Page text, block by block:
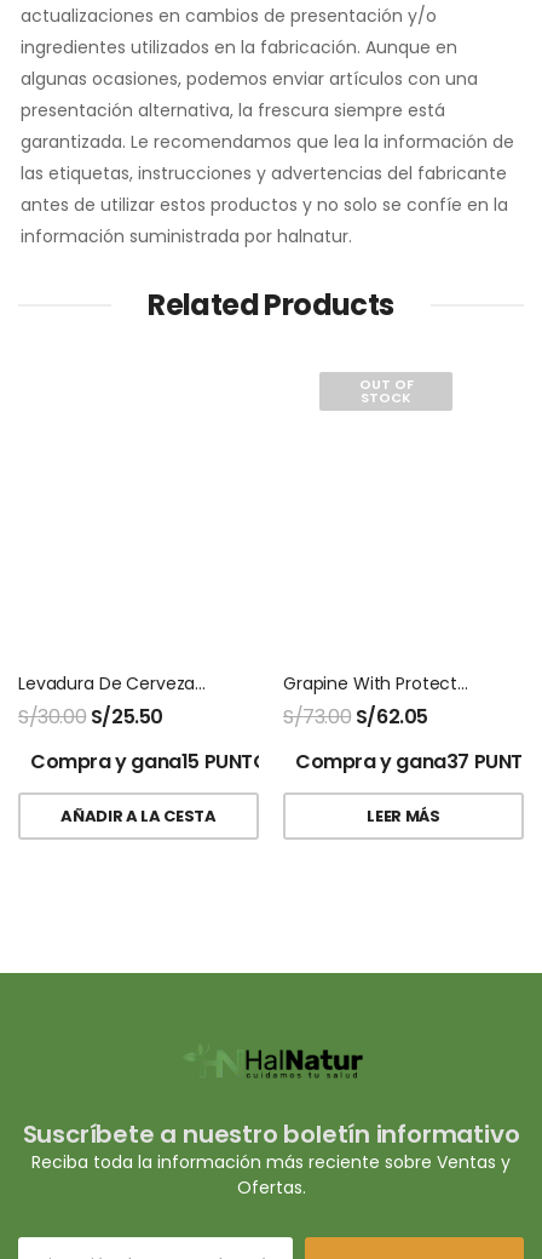
actualizaciones en cambios de presentación y/o
ingredientes utilizados en la fabricación. Aunque en
algunas ocasiones, podemos enviar artículos con una
presentación alternativa, la frescura siempre está
garantizada. Le recomendamos que lea la información de
las etiquetas, instrucciones y advertencias del fabricante
antes de utilizar estos productos y no solo se confíe en la
información suministrada por halnatur.
Related Products
Levadura De Cerveza Ecuanatu X 300 Tabletas
S/30.00 S/25.50
Compra y gana15 PUNTOS!
AÑADIR A LA CESTA
OUT OF
STOCK
Grapine With Protector 120 Tabletas Natures Sunshine
S/73.00 S/62.05
Compra y gana37
LEER MÁS
Suscríbete a nuestro boletín informativo
Reciba toda la información más reciente sobre Ventas y
Ofertas.